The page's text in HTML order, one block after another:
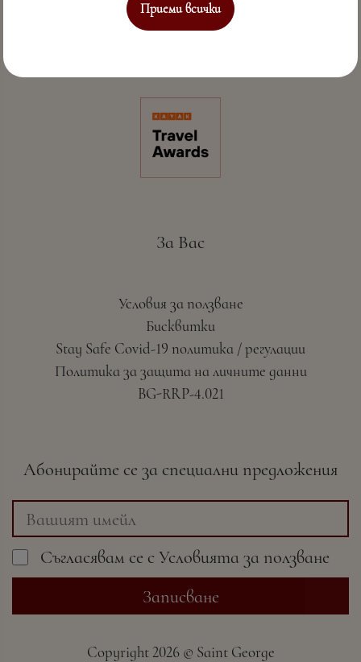
За Вас
Условия за ползване
Бисквитки
Stay Safe Covid-19 политика / регулации
Политика за защита на личните данни
BG-RRP-4.021
Абонирайте се за специални предложения
Съгласявам се с Условиятаза ползване
Записване
Copyright 2026 © Saint George
Приеми всички